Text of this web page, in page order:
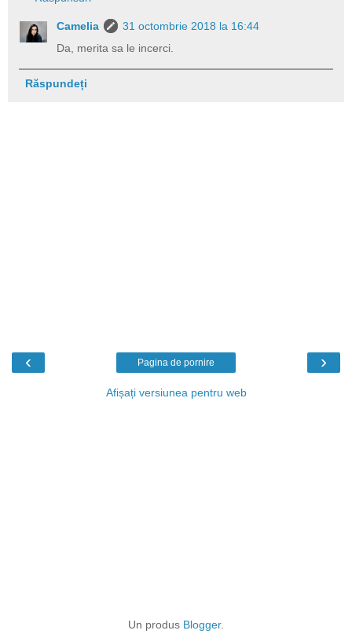
Camelia
31 octombrie 2018 la 16:44
Da, merita sa le incerci.
Răspundeți
‹ ›
Pagina de pornire
Afișați versiunea pentru web
Un produs Blogger.